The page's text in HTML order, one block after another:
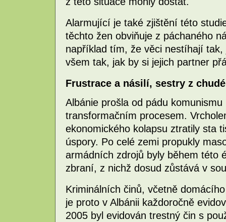
Alarmující je také zjištění této
těchto žen obviňuje z páchaného
například tím, že věci nestíhají
všem tak, jak by si jejich partner
Frustrace a násilí, sestry z
Albánie prošla od pádu
transformačním procesem.
ekonomického kolapsu ztratily sta
úspory. Po celé zemi propukly
armádních zdrojů byly během této
zbraní, z nichž dosud zůstává v
Kriminálních činů, včetně
je proto v Albánii každoročně
2005 byl evidován trestný čin s